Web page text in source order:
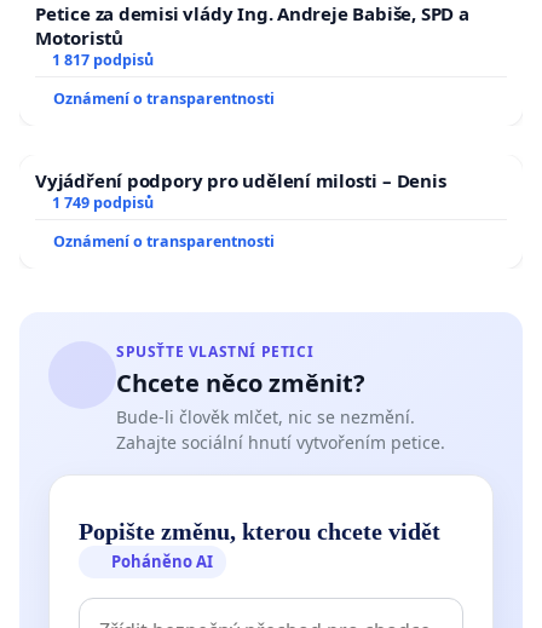
Petice za demisi vlády Ing. Andreje Babiše, SPD a
Motoristů
1 817 podpisů
Oznámení o transparentnosti
Vyjádření podpory pro udělení milosti – Denis
1 749 podpisů
Oznámení o transparentnosti
SPUSŤTE VLASTNÍ PETICI
Chcete něco změnit?
Bude-li člověk mlčet, nic se nezmění.
Zahajte sociální hnutí vytvořením petice.
Popište změnu, kterou chcete vidět
Poháněno AI